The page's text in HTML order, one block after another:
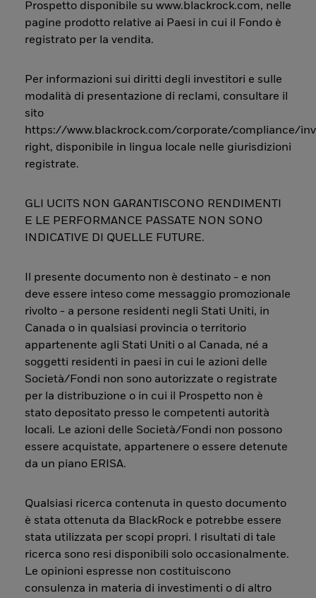
Prospetto disponibile su www.blackrock.com, nelle
pagine prodotto relative ai Paesi in cui il Fondo è
registrato per la vendita.
Per informazioni sui diritti degli investitori e sulle
modalità di presentazione di reclami, consultare il
sito
https://www.blackrock.com/corporate/compliance/
right, disponibile in lingua locale nelle giurisdizioni
registrate.
GLI UCITS NON GARANTISCONO RENDIMENTI
E LE PERFORMANCE PASSATE NON SONO
INDICATIVE DI QUELLE FUTURE.
Il presente documento non è destinato - e non
deve essere inteso come messaggio promozionale
rivolto - a persone residenti negli Stati Uniti, in
Canada o in qualsiasi provincia o territorio
appartenente agli Stati Uniti o al Canada, né a
soggetti residenti in paesi in cui le azioni delle
Società/Fondi non sono autorizzate o registrate
per la distribuzione o in cui il Prospetto non è
stato depositato presso le competenti autorità
locali. Le azioni delle Società/Fondi non possono
essere acquistate, appartenere o essere detenute
da un piano ERISA.
Qualsiasi ricerca contenuta in questo documento
è stata ottenuta da BlackRock e potrebbe essere
stata utilizzata per scopi propri. I risultati di tale
ricerca sono resi disponibili solo occasionalmente.
Le opinioni espresse non costituiscono
consulenza in materia di investimenti o di altro